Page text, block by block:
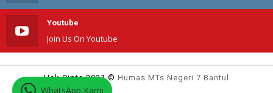
Youtube
Join Us On Youtube
Hak Cipta 2021 © Humas MTs Negeri 7 Bantul
WhatsApp Kami